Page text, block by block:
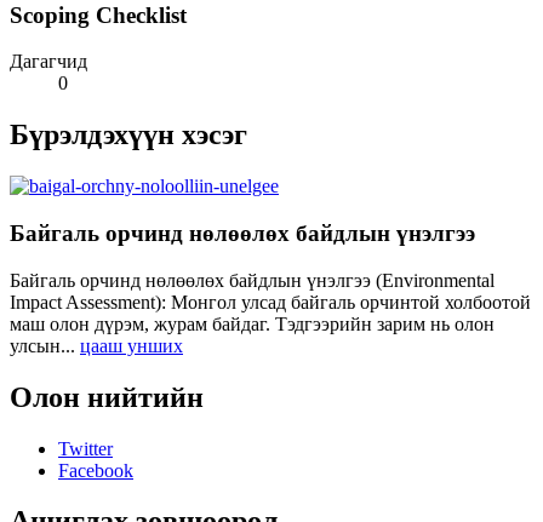
Scoping Checklist
Дагагчид
0
Бүрэлдэхүүн хэсэг
Байгаль орчинд нөлөөлөх байдлын үнэлгээ
Байгаль орчинд нөлөөлөх байдлын үнэлгээ (Environmental
Impact Assessment): Монгол улсад байгаль орчинтой холбоотой
маш олон дүрэм, журам байдаг. Тэдгээрийн зарим нь олон
улсын... цааш унших
Олон нийтийн
Twitter
Facebook